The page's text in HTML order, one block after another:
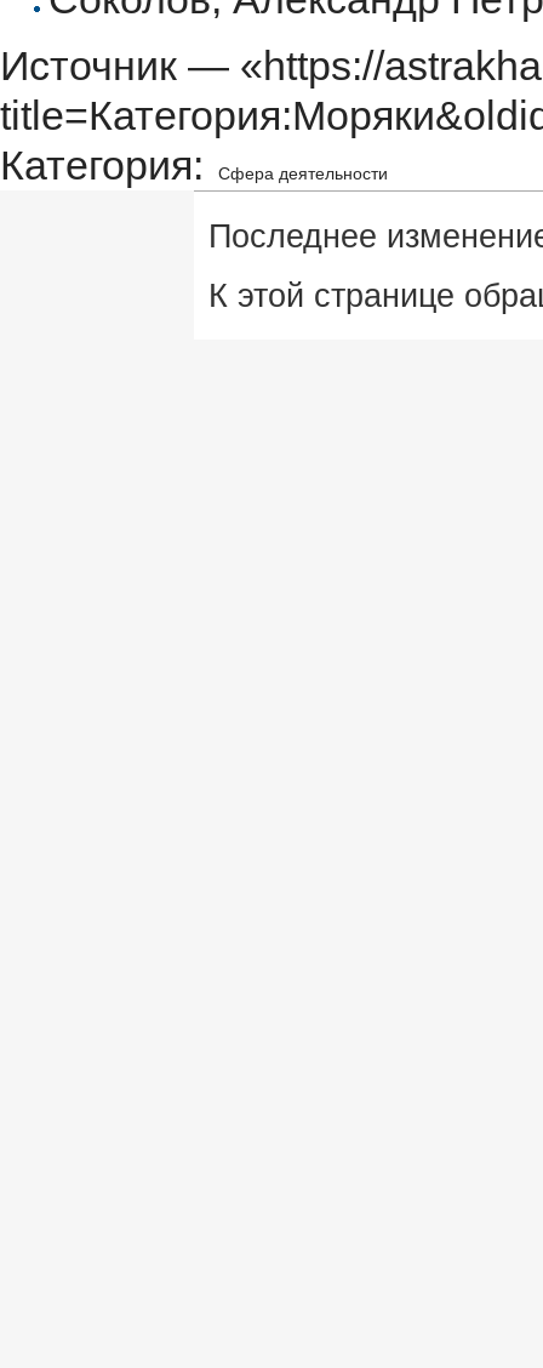
Источник — «https://
Категория: Сфера деятельности
Последнее
К этой странице